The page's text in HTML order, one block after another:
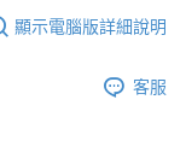
顯示電腦版詳細說明
客服